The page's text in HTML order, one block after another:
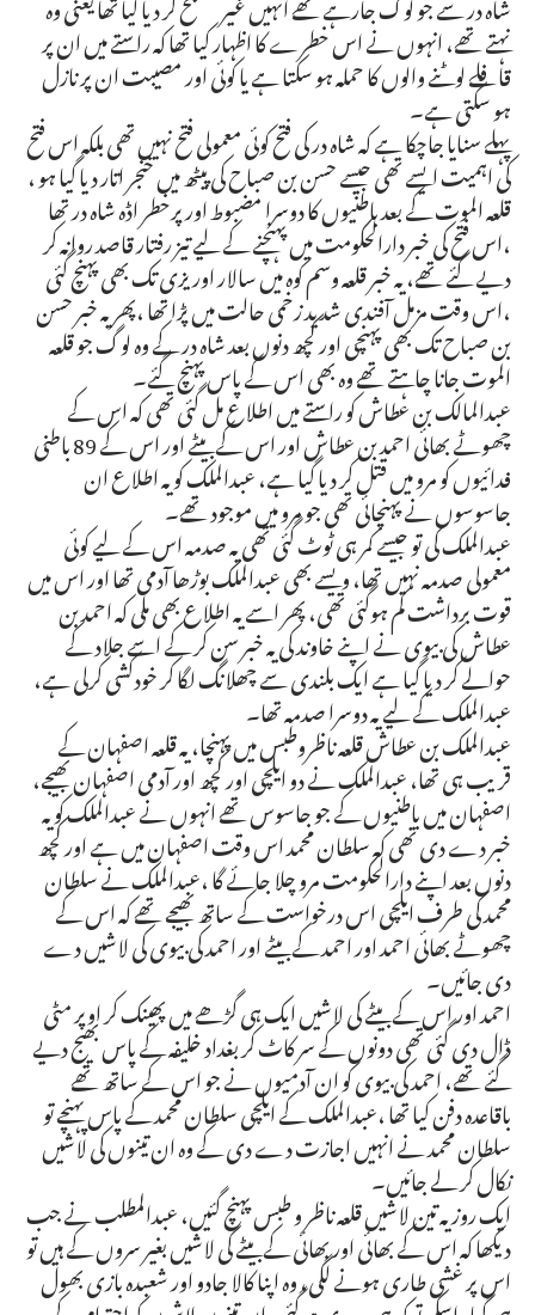
نہتے تھے، انہوں نے اس خطرے کا اظہار کیا تھا کہ راستے میں ان پر
قافلے لوٹنے والوں کا حملہ ہو سکتا ہے یا کوئی اور مصیبت ان پر نازل
ہو سکتی ہے۔
پہلے سنایا جاچکا ہے کہ شاہ در کی فتح کوئی معمولی فتح نہیں تھی بلکہ اس فتح
کی اہمیت ایسے تھی جیسے حسن بن صباح کی پیٹھ میں خنجر اتار دیا گیا ہو ،
قلعہ الموت کے بعد باطنیوں کا دوسرا مضبوط اور پرخطر اڈہ شاہ در تھا
،اس فتح کی خبر دارالحکومت میں پہنچنے کے لیے تیز رفتار قاصد روانہ کر
دیے گئے تھے، یہ خبر قلعہ وسم کوہ میں سالار اوریزی تک بھی پہنچ گئی
،اس وقت مزمل آفندی شدید زخمی حالت میں پڑا تھا ،پھر یہ خبر حسن
بن صباح تک بھی پہنچی اور کچھ دنوں بعد شاہ در کے وہ لوگ جو قلعہ
الموت جانا چاہتے تھے وہ بھی اس کے پاس پہنچ گئے۔
عبدالمالک بن عطاش کو راستے میں اطلاع مل گئی تھی کہ اس کے
چھوٹے بھائی احمد بن عطاش اور اس کے بیٹے اور اس کے 89 باطنی
فدائیوں کو مرو میں قتل کر دیا گیا ہے، عبدالملک کو یہ اطلاع ان
جاسوسوں نے پہنچائی تھی جو مرو میں موجود تھے۔
عبدالملک کی تو جیسے کمر ہی ٹوٹ گئی تھی یہ صدمہ اس کے لیے کوئی
معمولی صدمہ نہیں تھا، ویسے بھی عبدالملک بوڑھا آدمی تھا اور اس میں
قوت برداشت کم ہوگئی تھی، پھر اسے یہ اطلاع بھی ملی کہ احمد بن
عطاش کی بیوی نے اپنے خاوند کی یہ خبر سن کر کے اسے جلاد کے
حوالے کر دیا گیا ہے ایک بلندی سے چھلانگ لگا کر خودکشی کرلی ہے،
عبدالملک کے لیے یہ دوسرا صدمہ تھا۔
عبدالملک بن عطاش قلعہ ناظروطبس میں پہنچا، یہ قلعہ اصفہان کے
قریب ہی تھا، عبدالملک نے دو ایلچی اور کچھ اور آدمی اصفہان بھیجے،
اصفہان میں باطنیوں کے جو جاسوس تھے انہوں نے عبدالملک کو یہ
خبر دے دی تھی کہ سلطان محمد اس وقت اصفہان میں ہے اور کچھ
دنوں بعد اپنے دارالحکومت مرو چلا جائے گا ،عبدالملک نے سلطان
محمد کی طرف ایلچی اس درخواست کے ساتھ بھیجے تھے کہ اس کے
چھوٹے بھائی احمد اور احمد کے بیٹے اور احمد کی بیوی کی لاشیں دے
دی جائیں۔
احمد اور اس کے بیٹے کی لاشیں ایک ہی گڑھے میں پھینک کر اوپر مٹی
ڈال دی گئی تھی دونوں کے سر کاٹ کر بغداد خلیفہ کے پاس بھیج دیے
گئے تھے، احمد کی بیوی کو ان آدمیوں نے جو اس کے ساتھ تھے
باقاعدہ دفن کیا تھا ،عبدالملک کے ایلچی سلطان محمد کے پاس پہنچے تو
سلطان محمد نے انہیں اجازت دے دی کے وہ ان تینوں کی لاشیں
نکال کر لے جائیں۔
ایک روز یہ تین لاشیں قلعہ ناظر و طبس پہنچ گئیں، عبدالمطلب نے جب
دیکھا کہ اس کے بھائی اور بھائی کے بیٹے کی لاشیں بغیر سروں کے ہیں تو
اس پر غشی طاری ہونے لگی، وہ اپنا کالا جادو اور شعبدہ بازی بھول